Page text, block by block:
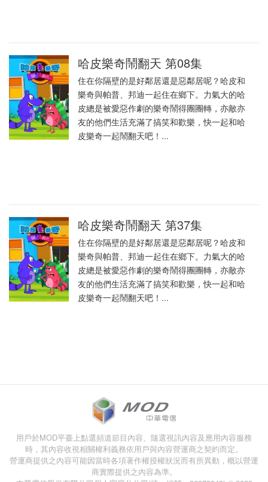
哈皮樂奇鬧翻天 第08集
住在你隔壁的是好鄰居還是惡鄰居呢？哈皮和
樂奇與帕普、邦迪一起住在鄉下。力氣大的哈
皮總是被愛惡作劇的樂奇鬧得團團轉，亦敵亦
友的他們生活充滿了搞笑和歡樂，快一起和哈
皮樂奇一起鬧翻天吧！...
哈皮樂奇鬧翻天 第37集
住在你隔壁的是好鄰居還是惡鄰居呢？哈皮和
樂奇與帕普、邦迪一起住在鄉下。力氣大的哈
皮總是被愛惡作劇的樂奇鬧得團團轉，亦敵亦
友的他們生活充滿了搞笑和歡樂，快一起和哈
皮樂奇一起鬧翻天吧！...
用戶於MOD平臺上點選頻道節目內容、隨選視訊內容及應用內容服務
時，其內容收視相關權利義務依用戶與內容營運商之契約而定。
營運商提供之內容可能因當時各項著作權授權狀況而有所異動，概以營運
商實際提供之內容為準。